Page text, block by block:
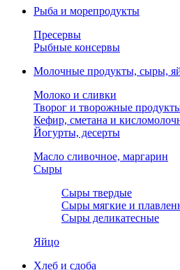
Рыба и морепродукты
Пресервы
Рыбные консервы
Молочные продукты, сыры,
Молоко и сливки
Творог и творожные
Кефир, сметана и
Йогурты, десерты
Масло сливочное, маргарин
Сыры
Сыры твердые
Сыры мягкие и
Сыры деликатесные
Яйцо
Хлеб и сдоба